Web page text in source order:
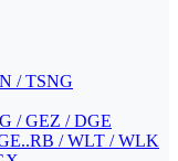
/ TSNG
/ GEZ / DGE
/ WLT / WLK